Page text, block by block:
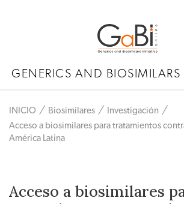
GENERICS AND BIOSIMILARS
INICIO Biosimilares
Investigación
Acceso a biosimilares para tratamientos
América Latina
Acceso a biosimilares